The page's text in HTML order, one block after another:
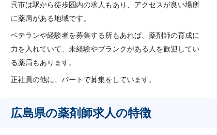
呉市は駅から徒歩圏内の求人もあり、アクセスが良い場所
に薬局がある地域です。
ベテランや経験者を募集する所もあれば、薬剤師の育成に
力を入れていて、未経験やブランクがある人を歓迎してい
る薬局もあります。
正社員の他に、パートで募集をしています。
広島県の薬剤師求人の特徴